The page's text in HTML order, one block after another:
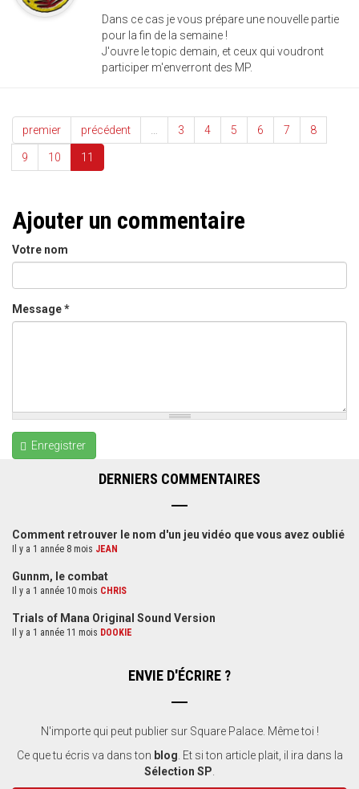
Dans ce cas je vous prépare une nouvelle partie
pour la fin de la semaine !
J'ouvre le topic demain, et ceux qui voudront
participer m'enverront des MP.
premier précédent 3 4 5 6 7 8
9 10 11
Ajouter un commentaire
Votre nom
Message*
Enregistrer
DERNIERS COMMENTAIRES
Comment retrouver le nom d'un jeu vidéo que vous avez oublié
Il y a 1 année 8 mois JEAN
Gunnm, le combat
Il y a 1 année 10 mois CHRIS
Trials of Mana Original Sound Version
Il y a 1 année 11 mois DOOKIE
ENVIE D'ÉCRIRE ?
N'importe qui peut publier sur Square Palace. Même toi !
Ce que tu écris va dans ton blog . Et si ton article plait, il ira dans la
Sélection SP